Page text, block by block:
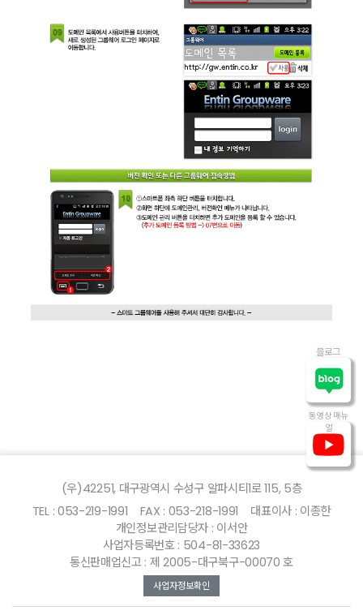
(우)42251, 대구광역시 수성구 알파시티1로 115, 5층
TEL : 053-219-1991
FAX : 053-218-1991
대표이사 : 이종한
개인정보관리담당자 : 이서안
사업자등록번호 : 504-81-33623
통신판매업신고 : 제 2005-대구북구-00070 호
사업자정보확인
블로그
동영상 매뉴
얼